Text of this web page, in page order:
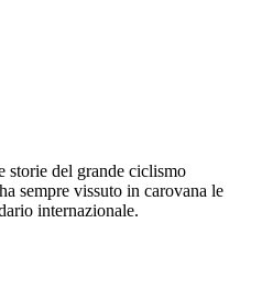
storie del grande ciclismo
sempre vissuto in carovana le
internazionale.